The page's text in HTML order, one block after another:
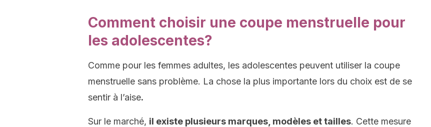
Comment choisir une coupe menstruelle pour
les adolescentes?
Comme pour les femmes adultes, les adolescentes peuvent utiliser la coupe
menstruelle sans problème. La chose la plus importante lors du choix est de se
sentir à l’aise.
Sur le marché, il existe plusieurs marques, modèles et tailles. Cette mesure